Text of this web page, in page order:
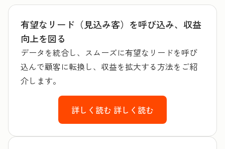
有望なリード（見込み客）を呼び込み、収益
向上を図る
データを統合し、スムーズに有望なリードを呼び
込んで顧客に転換し、収益を拡大する方法をご紹
介します。
詳しく読む 詳しく読む